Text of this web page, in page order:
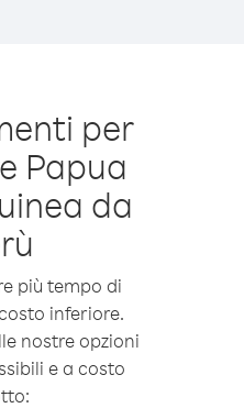
per
Papua
da
più tempo di
inferiore.
nostre opzioni
e a costo